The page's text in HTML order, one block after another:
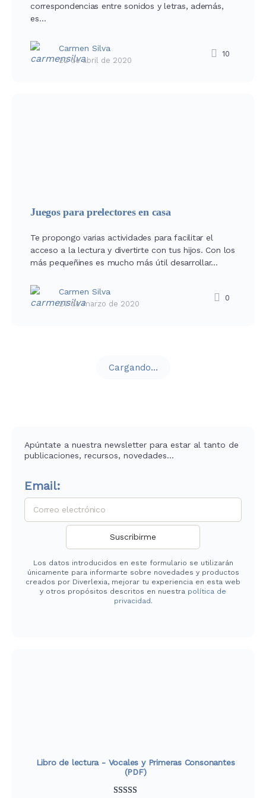
correspondencias entre sonidos y letras, además,
es…
Carmen Silva
22 de abril de 2020
10
Juegos para prelectores en casa
Te propongo varias actividades para facilitar el
acceso a la lectura y divertirte con tus hijos. Con los
más pequeñines es mucho más útil desarrollar…
Carmen Silva
27 de marzo de 2020
0
Cargando...
Apúntate a nuestra newsletter para estar al tanto de
publicaciones, recursos, novedades…
Email:
Los datos introducidos en este formulario se utilizarán
únicamente para informarte sobre novedades y productos
creados por Diverlexia, mejorar tu experiencia en esta web
y otros propósitos descritos en nuestra política de
privacidad.
Libro de lectura - Vocales y Primeras Consonantes
(PDF)